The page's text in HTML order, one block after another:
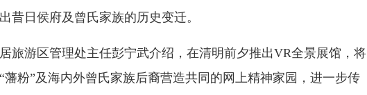
昔日侯府及曾氏家族的历史变迁。
旅游区管理处主任彭宁武介绍，在清明前夕推出VR全景展馆，将
藩粉”及海内外曾氏家族后裔营造共同的网上精神家园，进一步传